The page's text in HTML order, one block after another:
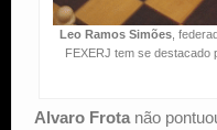
Leo Ramos Simões ,
FEXERJ tem se destacado
Alvaro Frota não